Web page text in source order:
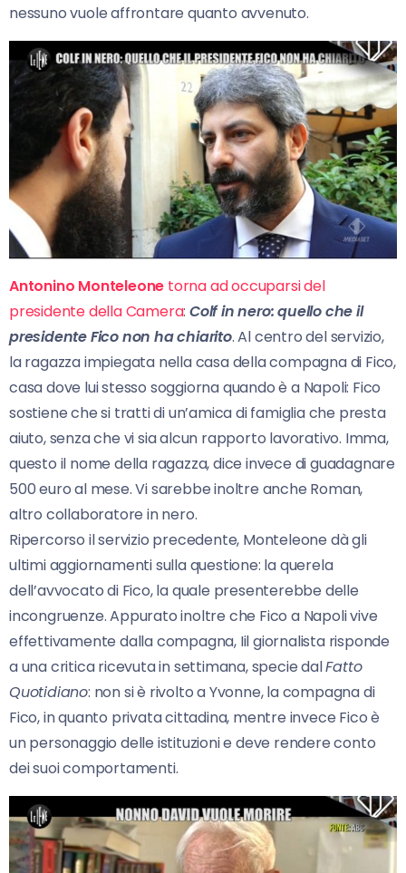
nessuno vuole affrontare quanto avvenuto.
Antonino Monteleone torna ad occuparsi del
presidente della Camera:Colf in nero: quello che il
presidente Fico non ha chiarito. Al centro del servizio,
la ragazza impiegata nella casa della compagna di Fico,
casa dove lui stesso soggiorna quando è a Napoli: Fico
sostiene che si tratti di un’amica di famiglia che presta
aiuto, senza che vi sia alcun rapporto lavorativo. Imma,
questo il nome della ragazza, dice invece di guadagnare
500 euro al mese. Vi sarebbe inoltre anche Roman,
altro collaboratore in nero.
Ripercorso il servizio precedente, Monteleone dà gli
ultimi aggiornamenti sulla questione: la querela
dell’avvocato di Fico, la quale presenterebbe delle
incongruenze. Appurato inoltre che Fico a Napoli vive
effettivamente dalla compagna, Iil giornalista risponde
a una critica ricevuta in settimana, specie dalFatto
Quotidiano: non si è rivolto a Yvonne, la compagna di
Fico, in quanto privata cittadina, mentre invece Fico è
un personaggio delle istituzioni e deve rendere conto
dei suoi comportamenti.